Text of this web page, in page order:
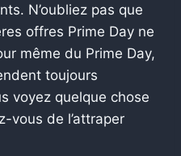
N’oubliez pas que
offres Prime Day ne
même du Prime Day,
toujours
voyez quelque chose
vous de l’attraper